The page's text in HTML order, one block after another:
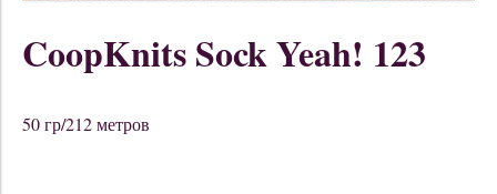
CoopKnits Sock Yeah! 123
50 гр/212 метров